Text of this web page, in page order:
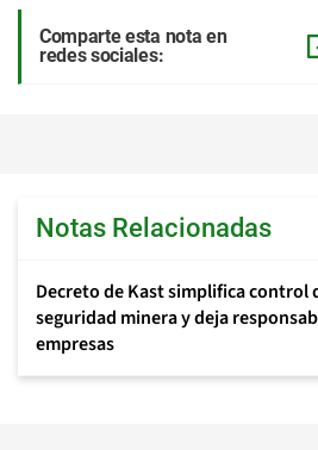
Comparte esta nota en
redes sociales:
Notas Relacionadas
Decreto de Kast simplifica control
seguridad minera y deja
empresas